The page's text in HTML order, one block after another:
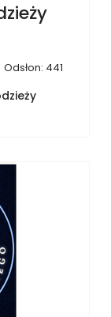
Odsłon: 441